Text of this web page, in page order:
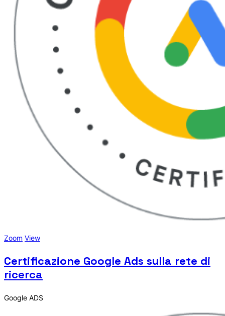
Zoom View
Certificazione Google Ads sulla rete di
ricerca
Google ADS